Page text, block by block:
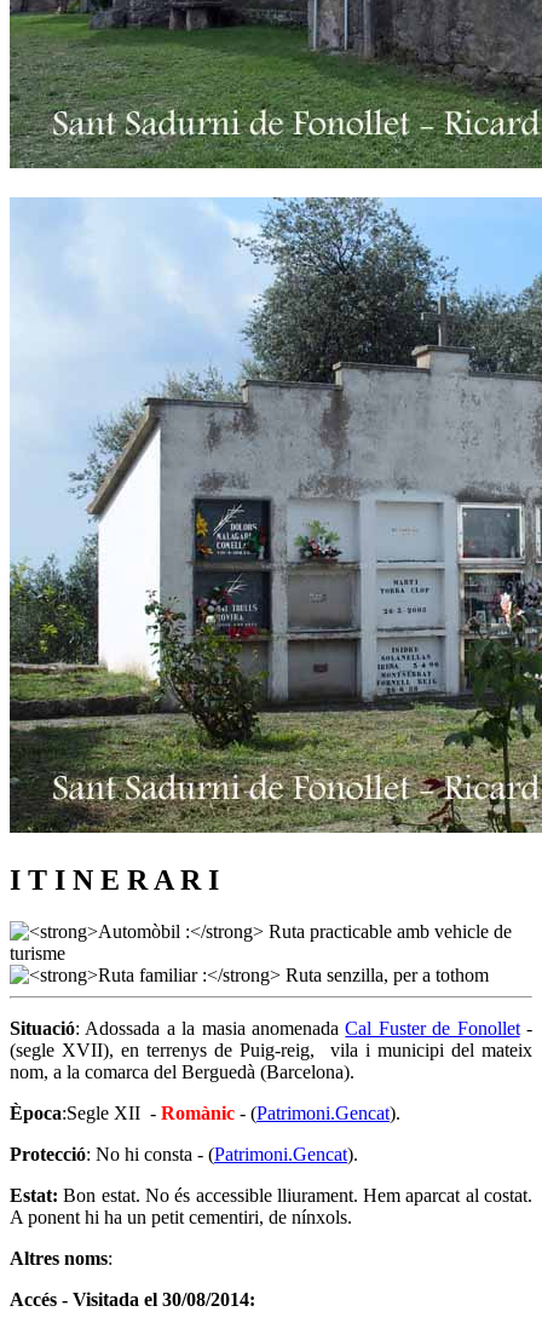
I T I N E R A R I
Situació: Adossada a la masia anomenadaCal Fuster de Fonollet-
(segle XVII), en terrenys de Puig-reig, vila i municipi del mateix
nom, a la comarca del Berguedà (Barcelona).
Època:Segle XII - Romànic - (Patrimoni.Gencat).
Protecció: No hi consta - (Patrimoni.Gencat).
Estat: Bon estat. No és accessible lliurament. Hem aparcat al costat.
A ponent hi ha un petit cementiri, de nínxols.
Altres noms:
Accés - Visitada el 30/08/2014: